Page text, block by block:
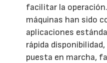
facilitar la
máquinas han sido
aplicaciones
rápida
puesta en marcha,